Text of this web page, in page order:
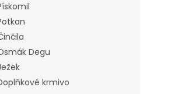
Degu
krmivo